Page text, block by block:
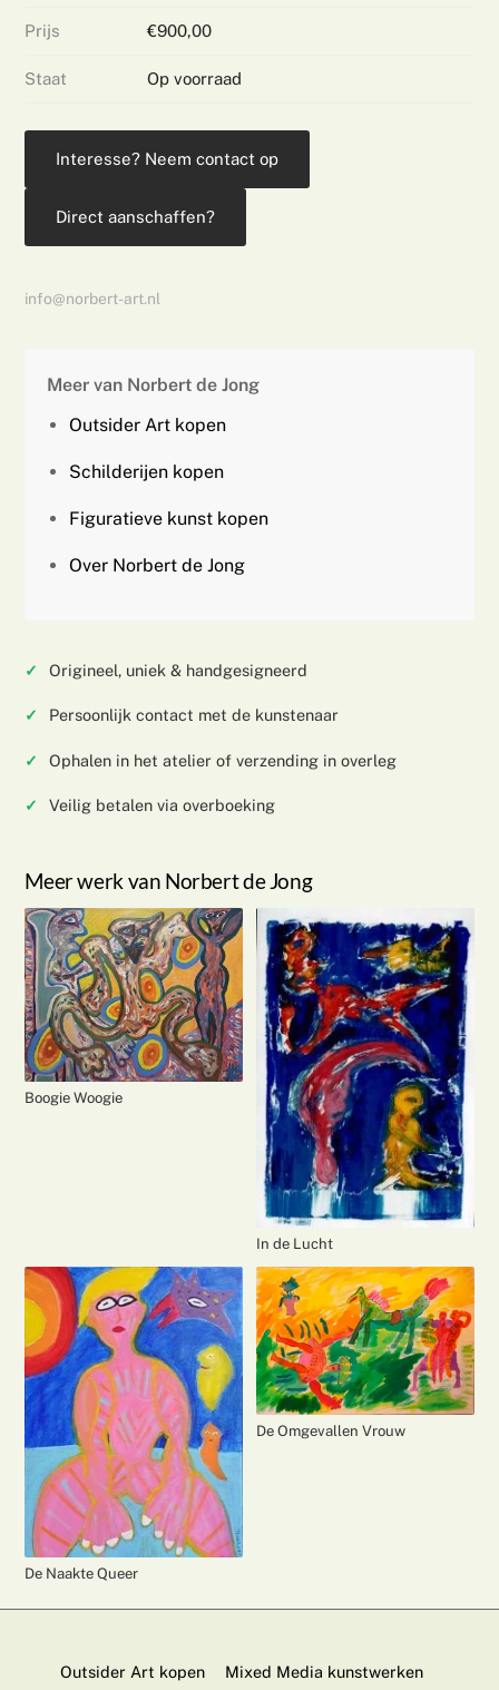
Prijs €900,00
Staat Op voorraad
Interesse? Neem contact op
Direct aanschaffen?
info@norbert-art.nl
Meer van Norbert de Jong
Outsider Art kopen
Schilderijen kopen
Figuratieve kunst kopen
Over Norbert de Jong
Origineel, uniek & handgesigneerd
Persoonlijk contact met de kunstenaar
Ophalen in het atelier of verzending in overleg
Veilig betalen via overboeking
Meer werk van Norbert de Jong
Boogie Woogie
In de Lucht
De Naakte Queer
De Omgevallen Vrouw
Outsider Art kopen Mixed Media kunstwerken